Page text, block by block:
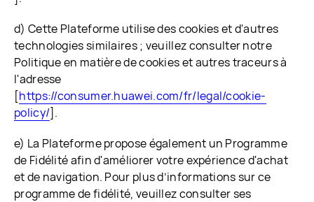
d) Cette Plateforme utilise des cookies et d'autres
technologies similaires ; veuillez consulter notre
Politique en matière de cookies et autres traceurs à
l'adresse
[https://consumer.huawei.com/fr/legal/cookie-
policy/].
e) La Plateforme propose également un Programme
de Fidélité afin d'améliorer votre expérience d'achat
et de navigation. Pour plus d’informations sur ce
programme de fidélité, veuillez consulter ses